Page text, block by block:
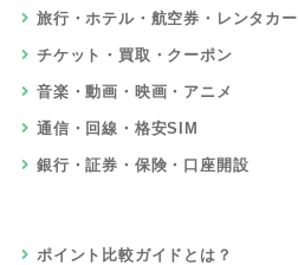
旅行・ホテル・航空券・レンタカー
チケット・買取・クーポン
音楽・動画・映画・アニメ
通信・回線・格安SIM
銀行・証券・保険・口座開設
ポイント比較ガイドとは？